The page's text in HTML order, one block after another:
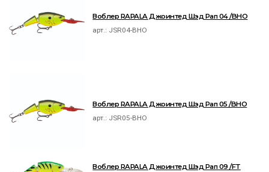
Воблер RAPALA Джоинтед Шэд Рап 04 /BHO
арт.: JSR04-BHO
Воблер RAPALA Джоинтед Шэд Рап 05 /BHO
арт.: JSR05-BHO
Воблер RAPALA Джоинтед Шэд Рап 09 /FT